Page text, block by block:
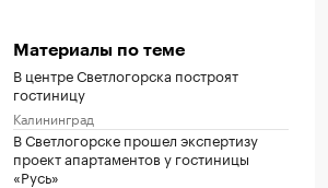
Материалы по теме
В центре Светлогорска построят
гостиницу
Калининград
В Светлогорске прошел экспертизу
проект апартаментов у гостиницы
«Русь»